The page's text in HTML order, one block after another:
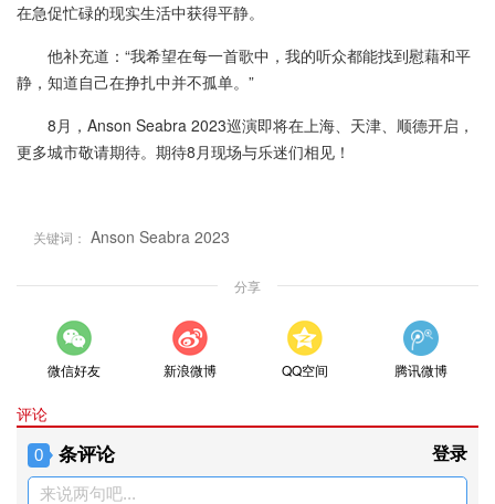
在急促忙碌的现实生活中获得平静。
他补充道：“我希望在每一首歌中，我的听众都能找到慰藉和平
静，知道自己在挣扎中并不孤单。”
8月，Anson Seabra 2023巡演即将在上海、天津、顺德开启，
更多城市敬请期待。期待8月现场与乐迷们相见！
关键词： Anson Seabra 2023
分享
微信好友 新浪微博 QQ空间 腾讯微博
评论
0 条评论 登录
来说两句吧...